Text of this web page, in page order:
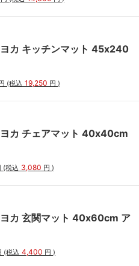
カ キッチンマット 45x240
(税込 19,250 円 )
カ チェアマット 40x40cm
(税込 3,080 円 )
カ 玄関マット 40x60cm ア
(税込 4,400 円 )